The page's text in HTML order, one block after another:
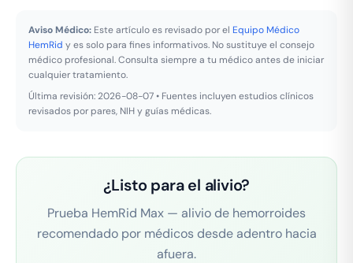
Aviso Médico: Este artículo es revisado por el Equipo Médico
HemRid y es solo para fines informativos. No sustituye el consejo
médico profesional. Consulta siempre a tu médico antes de iniciar
cualquier tratamiento.
Última revisión: 2026-08-07 • Fuentes incluyen estudios clínicos
revisados por pares, NIH y guías médicas.
¿Listo para el alivio?
Prueba HemRid Max — alivio de hemorroides
recomendado por médicos desde adentro hacia
afuera.